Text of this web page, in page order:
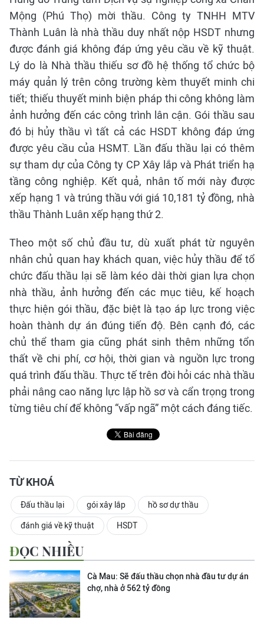
Mộng (Phú Thọ) mời thầu. Công ty TNHH MTV
Thành Luân là nhà thầu duy nhất nộp HSDT nhưng
được đánh giá không đáp ứng yêu cầu về kỹ thuật.
Lý do là Nhà thầu thiếu sơ đồ hệ thống tổ chức bộ
máy quản lý trên công trường kèm thuyết minh chi
tiết; thiếu thuyết minh biện pháp thi công không làm
ảnh hưởng đến các công trình lân cận. Gói thầu sau
đó bị hủy thầu vì tất cả các HSDT không đáp ứng
được yêu cầu của HSMT. Lần đấu thầu lại có thêm
sự tham dự của Công ty CP Xây lắp và Phát triển hạ
tầng công nghiệp. Kết quả, nhân tố mới này được
xếp hạng 1 và trúng thầu với giá 10,181 tỷ đồng, nhà
thầu Thành Luân xếp hạng thứ 2.
Theo một số chủ đầu tư, dù xuất phát từ nguyên
nhân chủ quan hay khách quan, việc hủy thầu để tổ
chức đấu thầu lại sẽ làm kéo dài thời gian lựa chọn
nhà thầu, ảnh hưởng đến các mục tiêu, kế hoạch
thực hiện gói thầu, đặc biệt là tạo áp lực trong việc
hoàn thành dự án đúng tiến độ. Bên cạnh đó, các
chủ thể tham gia cũng phát sinh thêm những tổn
thất về chi phí, cơ hội, thời gian và nguồn lực trong
quá trình đấu thầu. Thực tế trên đòi hỏi các nhà thầu
phải nâng cao năng lực lập hồ sơ và cẩn trọng trong
từng tiêu chí để không “vấp ngã” một cách đáng tiếc.
TỪ KHOÁ
Đấu thầu lại gói xây lắp hồ sơ dự thầu
đánh giá về kỹ thuật HSDT
ĐỌC NHIỀU
Cà Mau: Sẽ đấu thầu chọn nhà đầu tư dự án
chợ, nhà ở 562 tỷ đồng